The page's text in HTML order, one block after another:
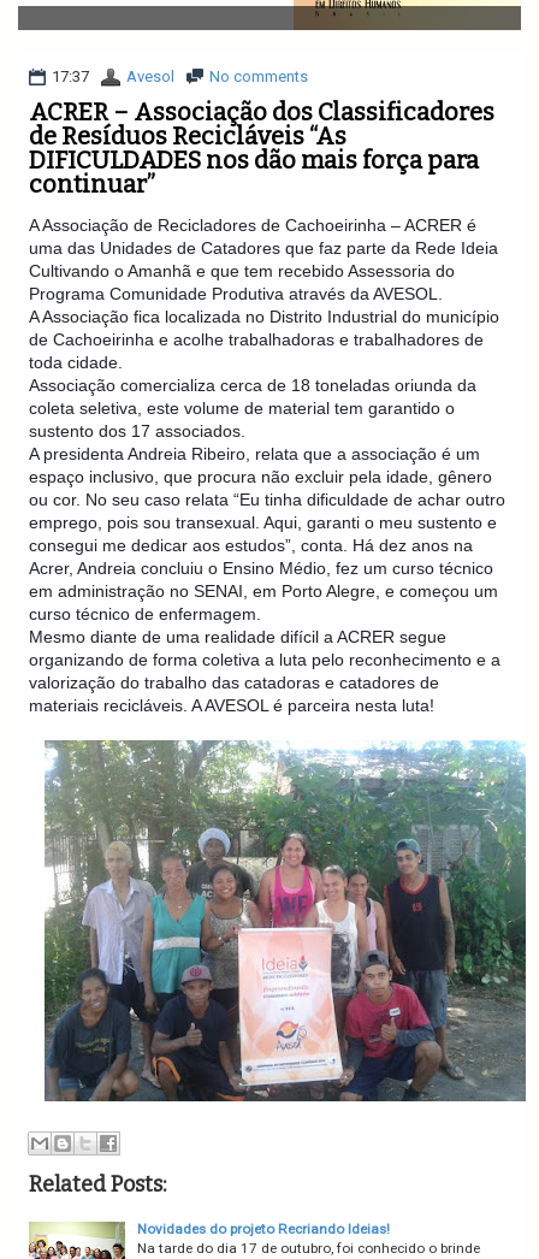
v
i
a
o
n
17:37 Avesol No comments
ACRER – Associação dos Classificadores
de Resíduos Recicláveis “As
DIFICULDADES nos dão mais força para
continuar”
A Associação de Recicladores de Cachoeirinha – ACRER é
uma das Unidades de Catadores que faz parte da Rede Ideia
Cultivando o Amanhã e que tem recebido Assessoria do
Programa Comunidade Produtiva através da AVESOL.
A Associação fica localizada no Distrito Industrial do município
de Cachoeirinha e acolhe trabalhadoras e trabalhadores de
toda cidade.
Associação comercializa cerca de 18 toneladas oriunda da
coleta seletiva, este volume de material tem garantido o
sustento dos 17 associados.
A presidenta Andreia Ribeiro, relata que a associação é um
espaço inclusivo, que procura não excluir pela idade, gênero
ou cor. No seu caso relata “Eu tinha dificuldade de achar outro
emprego, pois sou transexual. Aqui, garanti o meu sustento e
consegui me dedicar aos estudos”, conta. Há dez anos na
Acrer, Andreia concluiu o Ensino Médio, fez um curso técnico
em administração no SENAI, em Porto Alegre, e começou um
curso técnico de enfermagem.
Mesmo diante de uma realidade difícil a ACRER segue
organizando de forma coletiva a luta pelo reconhecimento e a
valorização do trabalho das catadoras e catadores de
materiais recicláveis. A AVESOL é parceira nesta luta!
Related Posts:
Novidades do projeto Recriando Ideias!
Na tarde do dia 17 de outubro, foi conhecido o brinde